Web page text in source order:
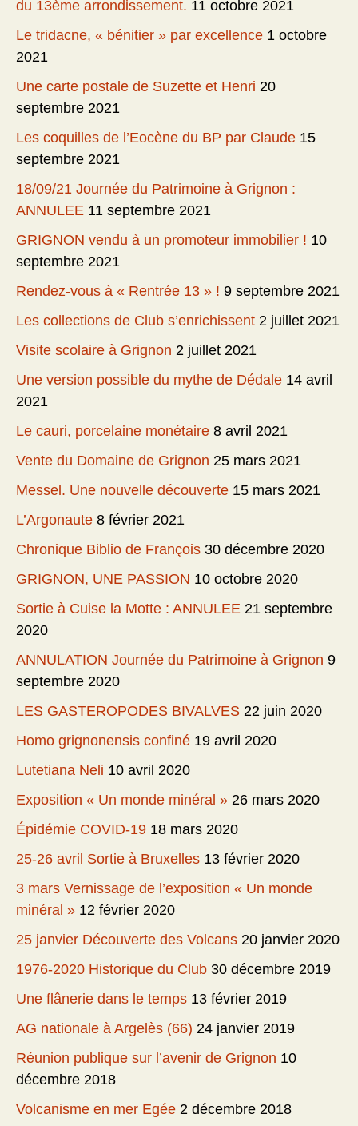
du 13ème arrondissement. 11 octobre 2021
Le tridacne, « bénitier » par excellence 1 octobre
2021
Une carte postale de Suzette et Henri 20
septembre 2021
Les coquilles de l’Eocène du BP par Claude 15
septembre 2021
18/09/21 Journée du Patrimoine à Grignon :
ANNULEE 11 septembre 2021
GRIGNON vendu à un promoteur immobilier ! 10
septembre 2021
Rendez-vous à « Rentrée 13 » ! 9 septembre 2021
Les collections de Club s’enrichissent 2 juillet 2021
Visite scolaire à Grignon 2 juillet 2021
Une version possible du mythe de Dédale 14 avril
2021
Le cauri, porcelaine monétaire 8 avril 2021
Vente du Domaine de Grignon 25 mars 2021
Messel. Une nouvelle découverte 15 mars 2021
L’Argonaute 8 février 2021
Chronique Biblio de François 30 décembre 2020
GRIGNON, UNE PASSION 10 octobre 2020
Sortie à Cuise la Motte : ANNULEE 21 septembre
2020
ANNULATION Journée du Patrimoine à Grignon 9
septembre 2020
LES GASTEROPODES BIVALVES 22 juin 2020
Homo grignonensis confiné 19 avril 2020
Lutetiana Neli 10 avril 2020
Exposition « Un monde minéral » 26 mars 2020
Épidémie COVID-19 18 mars 2020
25-26 avril Sortie à Bruxelles 13 février 2020
3 mars Vernissage de l’exposition « Un monde
minéral » 12 février 2020
25 janvier Découverte des Volcans 20 janvier 2020
1976-2020 Historique du Club 30 décembre 2019
Une flânerie dans le temps 13 février 2019
AG nationale à Argelès (66) 24 janvier 2019
Réunion publique sur l’avenir de Grignon 10
décembre 2018
Volcanisme en mer Egée 2 décembre 2018